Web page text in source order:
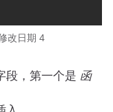
改日期 4
，第一个是 函